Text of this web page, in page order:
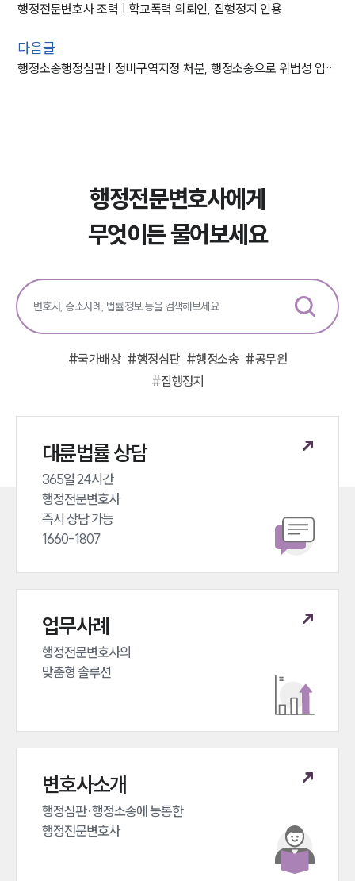
행정전문변호사 조력 | 학교폭력 의뢰인, 집행정지 인용
다음글
행정소송행정심판 | 정비구역지정 처분, 행정소송으로 위법성 입증 및 취소
행정전문변호사에게
무엇이든 물어보세요
#국가배상 #행정심판 #행정소송 #공무원
#집행정지
대륜법률 상담
365일 24시간
행정전문변호사
즉시 상담 가능
1660-1807
업무사례
행정전문변호사의
맞춤형 솔루션
변호사소개
행정심판·행정소송에 능통한
행정전문변호사